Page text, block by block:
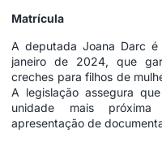
Matrícula
A deputada Joana Darc
janeiro de 2024, que
creches para filhos de
A legislação assegura
unidade mais
apresentação de